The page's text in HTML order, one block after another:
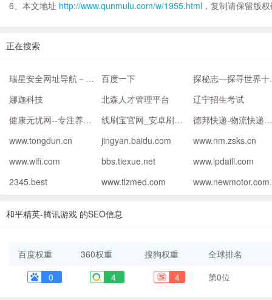
6、本文地址 http://www.qunmulu.com/w/1955.html ，复制请保留版
正在搜索
瑞星安全网址导航－常用网址大全 百度一下
探秘志
娜迦科技
北森人才管理平台
辽宁招生考试
健康无忧网--专注养生保健，健康问答,让您健康无忧
线刷宝官网_安卓刷机工具_一键刷机_救砖工具_刷机ROM下载_刷机软件_Root软件
德邦快递-物流快递
www.tongdun.cn
jingyan.baidu.com
www.nm.zsks.cn
www.wifi.com
bbs.tiexue.net
www.ipdaili.com
2345.best
www.tlzmed.com
和平精英-腾讯游戏 的SEO信息
百度权重 360权重 搜狗权重
全球排名
0
4 4 第0位